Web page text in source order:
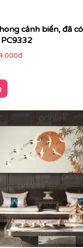
cảnh biển, đã có